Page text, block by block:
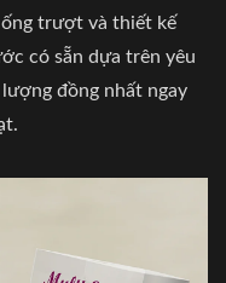
ống trượt và thiết kế
có sẵn dựa trên yêu
đồng nhất ngay